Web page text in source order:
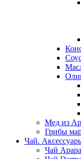
Мед из
Грибы
Чай.
Чай